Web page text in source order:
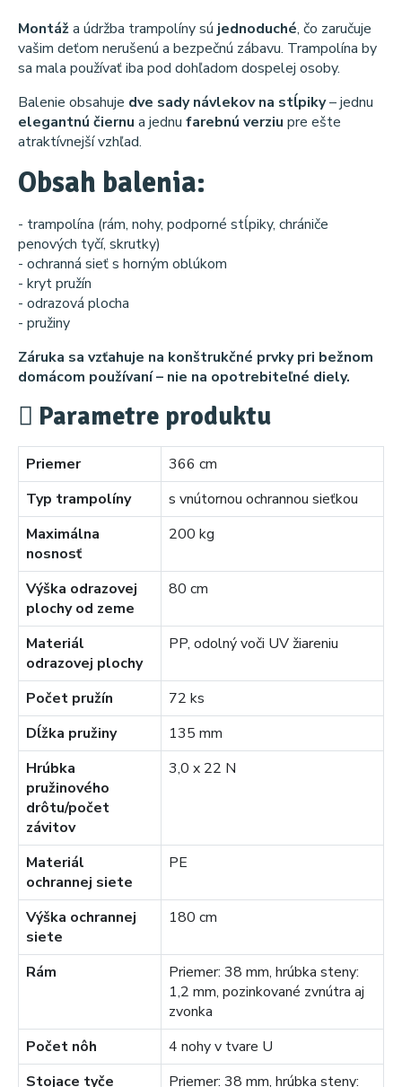
Montáža údržba trampolíny sú jednoduché, čo zaručuje
vašim deťom nerušenú a bezpečnú zábavu. Trampolína by
sa mala používať iba pod dohľadom dospelej osoby.
Balenie obsahuje dve sady návlekov na stĺpiky– jednu
elegantnú čiernu a jednu farebnú verziu pre ešte
atraktívnejší vzhľad.
Obsah balenia:
- trampolína (rám, nohy, podporné stĺpiky, chrániče
penových tyčí, skrutky)
- ochranná sieť s horným oblúkom
- kryt pružín
- odrazová plocha
- pružiny
Záruka sa vzťahuje na konštrukčné prvky pri bežnom
domácom používaní – nie na opotrebiteľné diely.
Parametre produktu
Priemer
366 cm
Typ trampolíny
s vnútornou ochrannou sieťkou
Maximálna
nosnosť
200 kg
Výška odrazovej
plochy od zeme
80 cm
Materiál
odrazovej plochy
PP, odolný voči UV žiareniu
Počet pružín
72 ks
Dĺžka pružiny
135 mm
Hrúbka
pružinového
drôtu/počet
závitov
3,0 x 22 N
Materiál
ochrannej siete
PE
Výška ochrannej
siete
180 cm
Rám
Priemer: 38 mm, hrúbka steny:
1,2 mm, pozinkované zvnútra aj
zvonka
Počet nôh
4 nohy v tvare U
Stojace tyče
Priemer: 38 mm, hrúbka steny: